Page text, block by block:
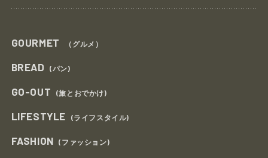
GOURMET （グルメ）
BREAD (パン)
GO-OUT (旅とおでかけ)
LIFESTYLE (ライフスタイル)
FASHION (ファッション)